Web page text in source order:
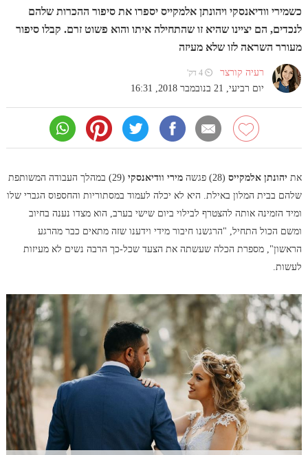
כשמירי וודיאנסקי ויהונתן אלמקייס יספרו את סיפור ההכרות שלהם
לנכדים, הם יציינו שהיא זו שהתחילה איתו והוא פשוט זרם. קבלו סיפור
מעורר השראה לזו שלא מעיזה
רעיה קורצר ⏲ 4 דק'
יום רביעי, 21 בנובמבר 2018, 16:31
את יהונתן אלמקייס (28) פגשה מירי וודיאנסקי
(29) במהלך העבודה המשותפת
שלהם בבית המלון באילת. היא לא יכלה לעמוד במסתוריות והחספוס הגברי שלו
ומיד הזמינה אותה להצטרף לבילוי ביום שישי בערב, הוא מצדו נענה בחיוב
ומשם הכול התחיל, "הרגשנו חיבור מידי וידענו שזה מתאים כבר מהרגע
הראשון", מספרת הכלה שעשתה את הצעד שכל-כך הרבה נשים לא מעיזות
לעשות.